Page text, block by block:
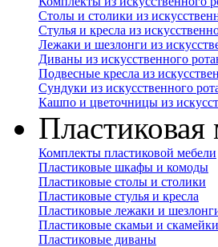
Столы и столики из
Стулья и кресла из
Лежаки и шезлонги из
Диваны из искусственного
Подвесные кресла из
Сундуки из искусственного
Кашпо и цветочницы из
Пластиковая
Комплекты пластиковой мебели
Пластиковые шкафы и комоды
Пластиковые столы и столики
Пластиковые стулья и кресла
Пластиковые лежаки и
Пластиковые скамьи и скамейки
Пластиковые диваны